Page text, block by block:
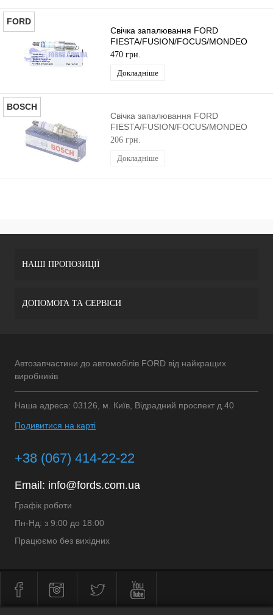
FORD
Свічка запалювання FORD
FIESTA/FUSION/FOCUS/MONDEO
1994-2012 ORIGINAL
470 грн.
Докладніше
BOSCH
Свічка запалювання FORD
FIESTA/FUSION/FOCUS/MONDEO
1994-2012 BOSCH
206 грн.
Докладніше
НАШІ ПРОПОЗИЦІЇ
ДОПОМОГА ТА СЕРВІСИ
Автозапчастини до автомобілів FORD від найкращих
виробників
Наша адреса: 03126, м. Київ, Відрадний проспект д.40
Подивитися на карті
+38 (067) 414-22-22
Email: info@fords.com.ua
Графік роботи
Пн-Нд: з 9:00 до 18:00
Працюємо без вихідних